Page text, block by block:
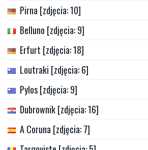
Pirna [zdjęcia: 10]
Belluno [zdjęcia: 9]
Erfurt [zdjęcia: 18]
Loutraki [zdjęcia: 6]
Pylos [zdjęcia: 9]
Dubrownik [zdjęcia: 16]
A Coruna [zdjęcia: 7]